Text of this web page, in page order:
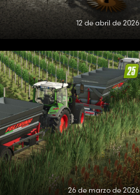
12 de abril de 2026
26 de marzo de 2026